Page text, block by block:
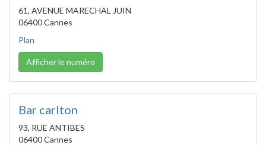
61, AVENUE MARECHAL JUIN
06400 Cannes
Plan
Afficher le numéro
Bar carlton
93, RUE ANTIBES
06400 Cannes